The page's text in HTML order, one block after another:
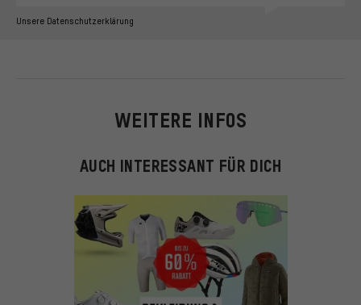
Unsere Datenschutzerklärung
WEITERE INFOS
AUCH INTERESSANT FÜR DICH